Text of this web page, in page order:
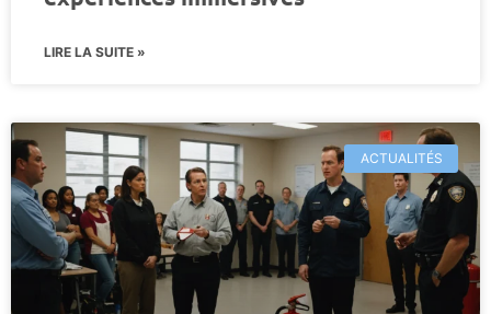
LIRE LA SUITE »
ACTUALITÉS